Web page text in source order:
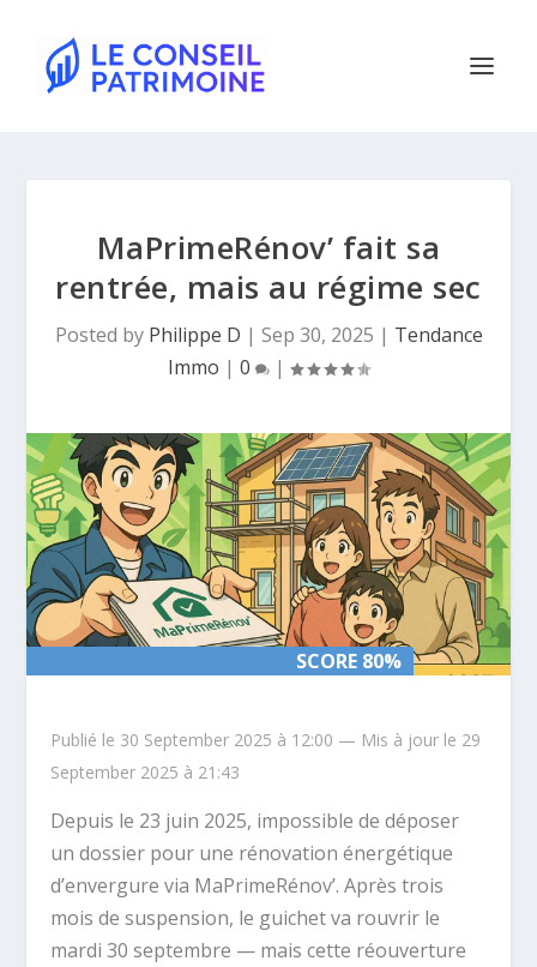
MaPrimeRénov’ fait sa
rentrée, mais au régime sec
Posted by Philippe D | Sep 30, 2025 | Tendance
Immo | 0 |
SCORE 80%
SCORE 80%
Publié le 30 September 2025 à 12:00 — Mis à jour le 29
September 2025 à 21:43
Depuis le 23 juin 2025, impossible de déposer
un dossier pour une rénovation énergétique
d’envergure via MaPrimeRénov’. Après trois
mois de suspension, le guichet va rouvrir le
mardi 30 septembre — mais cette réouverture